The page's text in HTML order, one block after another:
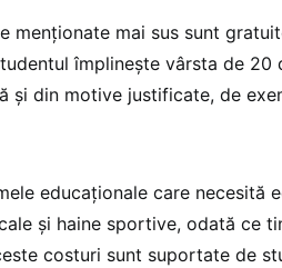
menționate mai sus sunt
împlinește vârsta de 20
și din motive justificate, de
educaționale care necesită
și haine sportive, odată ce
costuri sunt suportate de